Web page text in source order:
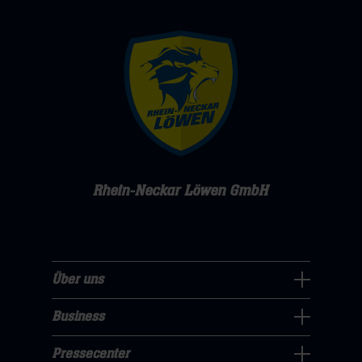
Rhein-Neckar Löwen GmbH
uns
Navigation
öffnen,
Über uns
Navigation
Business
Pressecenter